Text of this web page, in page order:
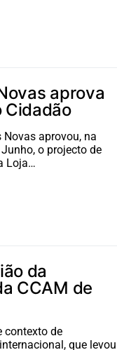
aprova
Cidadão
aprovou, na
o projecto de
Loja…
da
CCAM de
contexto de
que levou